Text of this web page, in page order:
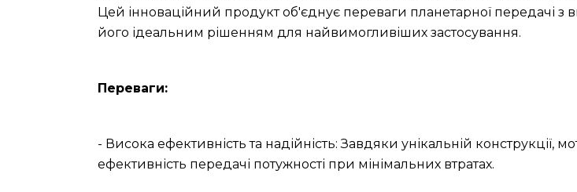
Цей інноваційний продукт об'єднує переваги планетарної передачі
його ідеальним рішенням для найвимогливіших застосування.
Переваги:
- Висока ефективність та надійність: Завдяки унікальній конструкції,
ефективність передачі потужності при мінімальних втратах.